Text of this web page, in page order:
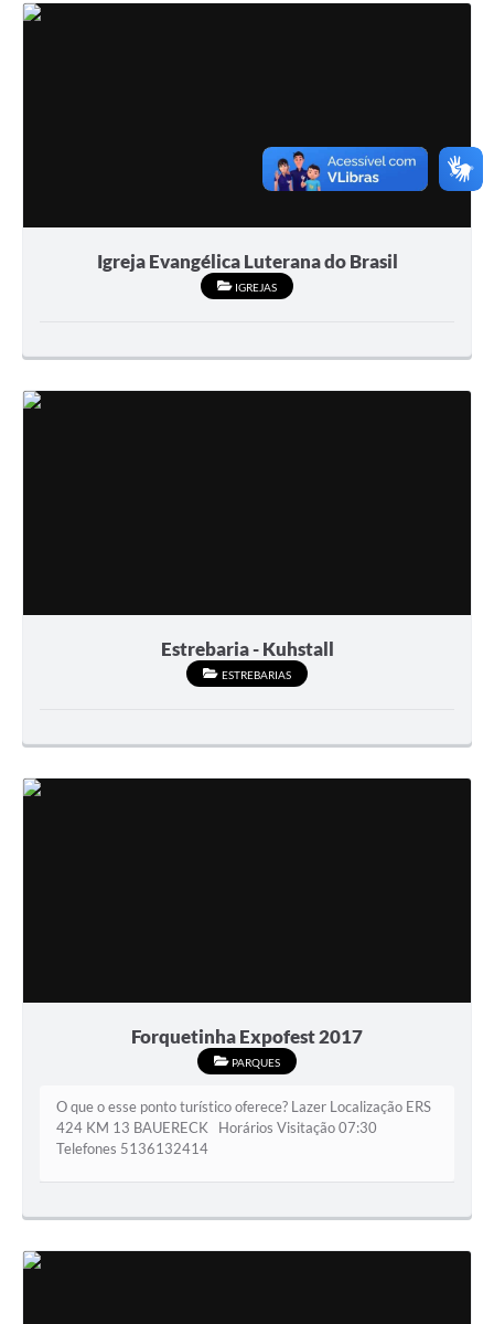
Igreja Evangélica Luterana do Brasil
IGREJAS
Estrebaria - Kuhstall
ESTREBARIAS
Forquetinha Expofest 2017
PARQUES
O que o esse ponto turístico oferece? Lazer Localização ERS
424 KM 13 BAUERECK Horários Visitação 07:30
Telefones 5136132414